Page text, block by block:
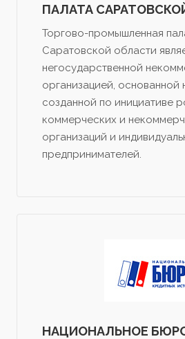
ПАЛАТА
Торгово-промышленная
Саратовской области
негосударственной
организацией, основанной
созданной по инициативе
коммерческих и
организаций и
предпринимателей.
НАЦИОНАЛЬНОЕ